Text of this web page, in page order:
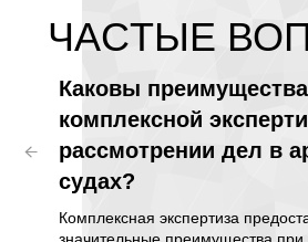
ЧАCТЫЕ
Каковы преимущества
комплексной
рассмотрении дел в
судах?
Комплексная экспертиза